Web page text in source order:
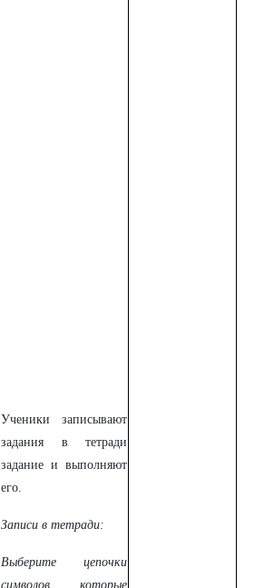
Ученики записывают
задания в тетради
задание и выполняют
его.
Записи в тетради:
Выберите цепочки
символов, которые